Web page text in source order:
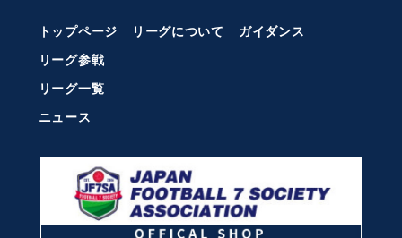
トップページ リーグについて
ガイダンス
リーグ参戦
リーグ一覧
ニュース